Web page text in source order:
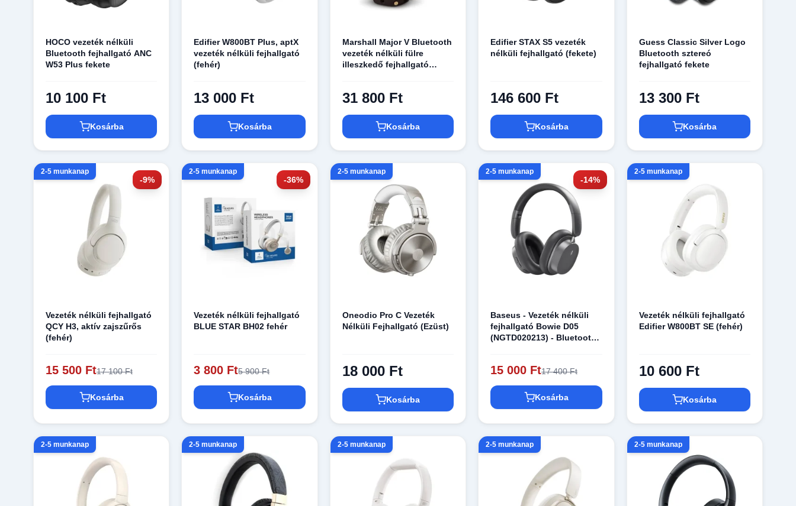
HOCO vezeték nélküli
Bluetooth fejhallgató ANC
W53 Plus fekete
10 100 Ft
Kosárba
Edifier W800BT Plus, aptX
vezeték nélküli fejhallgató
(fehér)
13 000 Ft
Kosárba
Marshall Major V Bluetooth
vezeték nélküli fülre
illeszkedő fejhallgató
31 800 Ft
Kosárba
Edifier STAX S5 vezeték
nélküli fejhallgató (fekete)
146 600 Ft
Kosárba
Guess Classic Silver Logo
Bluetooth sztereó
fejhallgató fekete
13 300 Ft
Kosárba
-9%
2-5 munkanap
Vezeték nélküli fejhallgató
QCY H3, aktív zajszűrős
(fehér)
15 500 Ft17 100 Ft
Kosárba
-36%
2-5 munkanap
Vezeték nélküli fejhallgató
BLUE STAR BH02 fehér
3 800 Ft5 900 Ft
Kosárba
2-5 munkanap
Oneodio Pro C Vezeték
Nélküli Fejhallgató (Ezüst)
18 000 Ft
Kosárba
-14%
2-5 munkanap
Baseus - Vezeték nélküli
fejhallgató Bowie D05
(NGTD020213) - Bluetooth
15 000 Ft17 400 Ft
Kosárba
2-5 munkanap
Vezeték nélküli fejhallgató
Edifier W800BT SE (fehér)
10 600 Ft
Kosárba
2-5 munkanap 2-5 munkanap 2-5 munkanap 2-5 munkanap 2-5 munkanap